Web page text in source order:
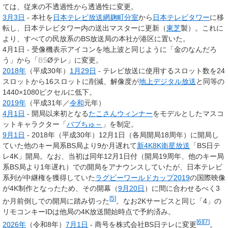
ては、従来の不透過性から透過性に変更。
3月3日 - 本社を日本テレビ放送網麹町分室から 日本テレビタワーに移
転し、日本テレビタワー内の送出マスターに更新（東芝製）。これに
より、すべての民放系のBS放送局の本社が港区に置いた。
4月1日 - 受像機表示アイコンを地上波と同じように「金のなんだろ
う」から「BSØテレ 」に変更。
2018年 （平成30年） 1月29日 - テレビ放送に使用するスロット数を24
スロットから16スロットに削減、解像度が地上デジタル放送と同等の
1440×1080ピクセルに低下。
2019年 （平成31年／令和元年）
4月1日 - 開局以来初となるたこさんウィンナーをモデルとしたマスコ
ットキャラクター「バブちゅ～ 」を制定。
9月1日 - 2018年（平成30年）12月1日（各局開局18周年）に開局し
ていた他のキー局系BS局より9か月遅れて新4K8K衛星放送 「BS日テ
レ4K 」開局。なお、当初は同年12月1日付（開局19周年、他のキー局
系BS局より1年遅れ）での開局をアナウンスしていたが、日本テレビ
系列が中継権を獲得していたラグビーワールドカップ2019の国際映像
が4K制作となったため、その開幕（9月20日 ）に間に合わせるべく3
か月前倒しでの開局に踏み切った [5] 。なお2Kサービスと同じ「4」の
リモコンキーIDは他局の4K放送開始時点で予約済み。
2026年 （令和8年） 7月1日 - 商号を株式会社BS日テレに変更[6][7]。